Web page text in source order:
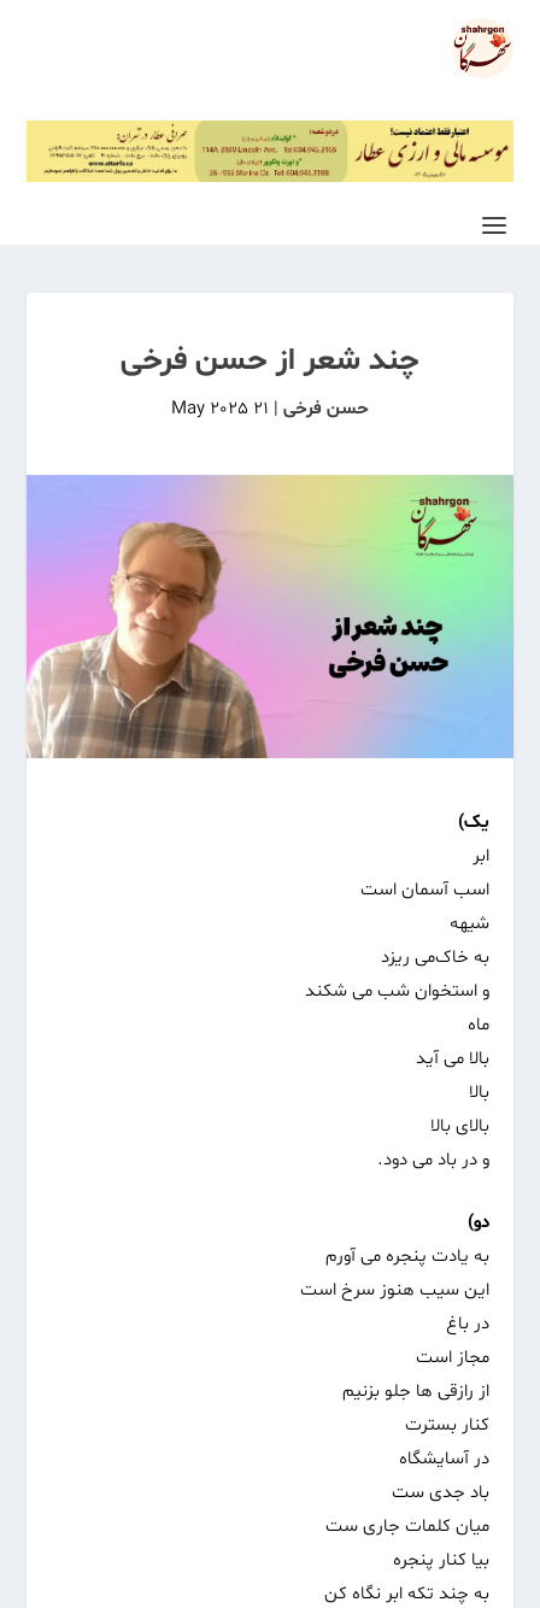
چند شعر از حسن فرخی
حسن فرخی |
21 May 2025
یک)
ابر
اسب آسمان است
شیهه
به خاک‌می ریزد
و استخوان شب می شکند
ماه
بالا می آید
بالا
بالای بالا
و در باد می دود.
دو)
به یادت پنجره می آورم
این سیب هنوز سرخ است
در باغ
مجاز است
از رازقی ها جلو بزنیم
کنار بسترت
در آسایشگاه
باد جدی ست
میان‌ کلمات جاری ست
بیا کنار پنجره
به چند تکه ابر نگاه کن